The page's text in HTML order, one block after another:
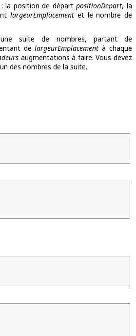
la position de départpositionDepart, la
largeurEmplacement et le nombre de
suite de nombres, partant de
delargeurEmplacement à chaque
augmentations à faire. Vous devez
des nombres de la suite.